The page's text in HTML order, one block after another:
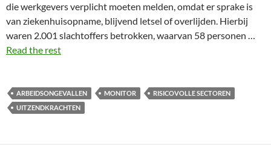
die werkgevers verplicht moeten melden, omdat er sprake is
van ziekenhuisopname, blijvend letsel of overlijden. Hierbij
waren 2.001 slachtoffers betrokken, waarvan 58 personen …
Read the rest
ARBEIDSONGEVALLEN MONITOR
RISICOVOLLE SECTOREN
UITZENDKRACHTEN